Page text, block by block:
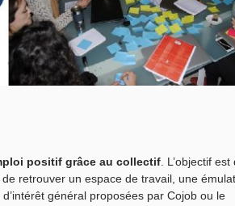
positif grâce au collectif . L’objectif est
retrouver un espace de travail, une
général proposées par Cojob ou le